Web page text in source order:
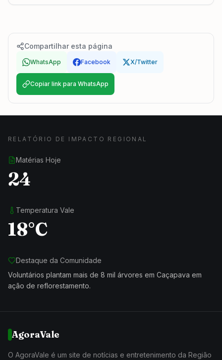
Compartilhar esta página
WhatsApp Facebook X/Twitter
Copiar link para WhatsApp
RELATÓRIO DE IMPACTO REGIONAL
Matérias Hoje
24
Temperatura Vale
18°C
Destaque da Comunidade
Voluntários plantam mais de 8 mil árvores em Caçapava em
ação de reflorestamento.
AgoraVale
O AgoraVale é um site de notícias e entretenimento da Região